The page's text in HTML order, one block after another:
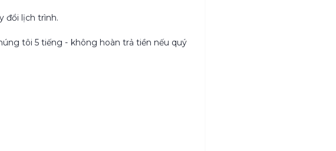
đổi lịch trình.
tôi 5 tiếng - không hoàn trả tiền nếu quý